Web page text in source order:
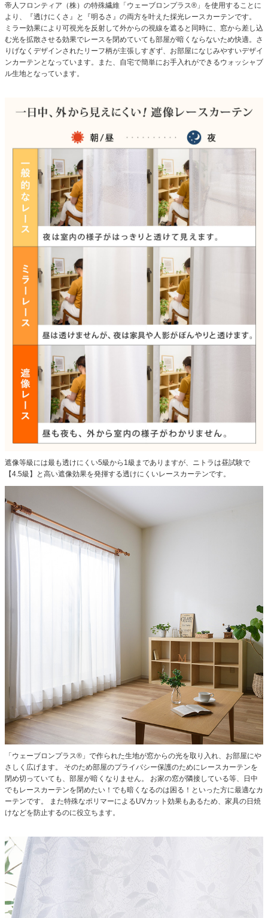
帝人フロンティア（株）の特殊繊維「ウェーブロンプラス®」を使用することに
より、『透けにくさ』と『明るさ』の両方を叶えた採光レースカーテンです。
ミラー効果により可視光を反射して外からの視線を遮ると同時に、窓から差し込
む光を拡散させる効果でレースを閉めていても部屋が暗くならないため快適。 さ
りげなくデザインされたリーフ柄が主張しすぎず、お部屋になじみやすいデザイ
ンカーテンとなっています。また、自宅で簡単にお手入れができるウォッシャブ
ル生地となっています。
遮像等級には最も透けにくい5級から1級までありますが、ニトラは昼試験で
【4.5級】と高い遮像効果を発揮する透けにくいレースカーテンです。
「ウェーブロンプラス®」で作られた生地が窓からの光を取り入れ、お部屋にや
さしく広げます。
そのため部屋のプライバシー保護のためにレースカーテンを
閉め切っていても、部屋が暗くなりません。
お家の窓が隣接している等、日中
でもレースカーテンを閉めたい！でも暗くなるのは困る！といった方に最適なカ
ーテンです。
また特殊なポリマーによるUVカット効果もあるため、家具の日焼
けなどを防止するのに役立ちます。